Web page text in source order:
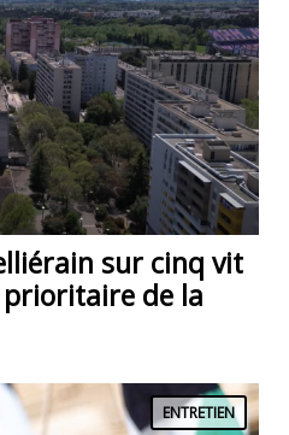
sur cinq vit
de la
ENTRETIEN